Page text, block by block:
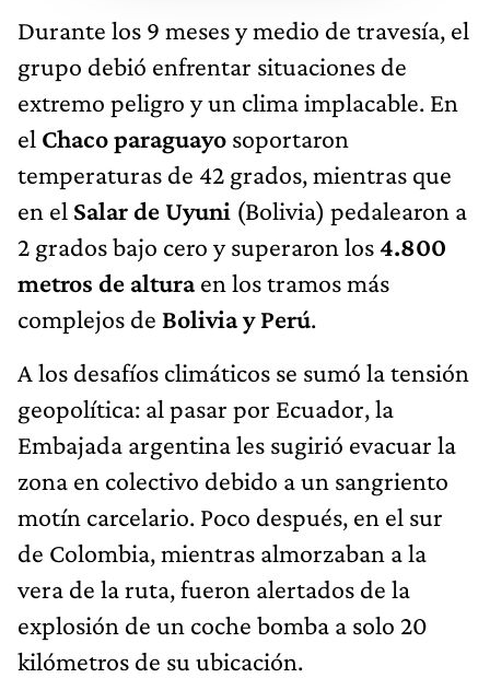
Durante los 9 meses y medio de travesía, el
grupo debió enfrentar situaciones de
extremo peligro y un clima implacable. En
el Chaco paraguayo soportaron
temperaturas de 42 grados, mientras que
en el Salar de Uyuni (Bolivia) pedalearon a
2 grados bajo cero y superaron los4.800
metros de alturaen los tramos más
complejos de Bolivia y Perú.
A los desafíos climáticos se sumó la tensión
geopolítica: al pasar por Ecuador, la
Embajada argentina les sugirió evacuar la
zona en colectivo debido a un sangriento
motín carcelario. Poco después, en el sur
de Colombia, mientras almorzaban a la
vera de la ruta, fueron alertados de la
explosión de un coche bomba a solo 20
kilómetros de su ubicación.